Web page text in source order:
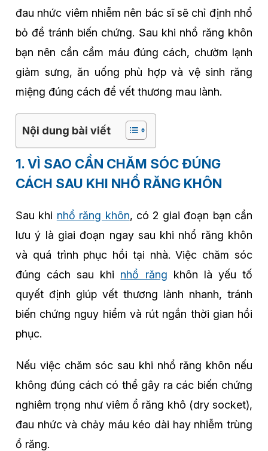
đau nhức viêm nhiễm nên bác sĩ sẽ chỉ định nhổ
bỏ để tránh biến chứng. Sau khi nhổ răng khôn
bạn nên cần cầm máu đúng cách, chườm lạnh
giảm sưng, ăn uống phù hợp và vệ sinh răng
miệng đúng cách để vết thương mau lành.
Nội dung bài viết
1. VÌ SAO CẦN CHĂM SÓC ĐÚNG
CÁCH SAU KHI NHỔ RĂNG KHÔN
Sau khi nhổ răng khôn, có 2 giai đoạn bạn cần
lưu ý là giai đoạn ngay sau khi nhổ răng khôn
và quá trình phục hồi tại nhà. Việc chăm sóc
đúng cách sau khi nhổ răng khôn là yếu tố
quyết định giúp vết thương lành nhanh, tránh
biến chứng nguy hiểm và rút ngắn thời gian hồi
phục.
Nếu việc chăm sóc sau khi nhổ răng khôn nếu
không đúng cách có thể gây ra các biến chứng
nghiêm trọng như viêm ổ răng khô (dry socket),
đau nhức và chảy máu kéo dài hay nhiễm trùng
ổ răng.